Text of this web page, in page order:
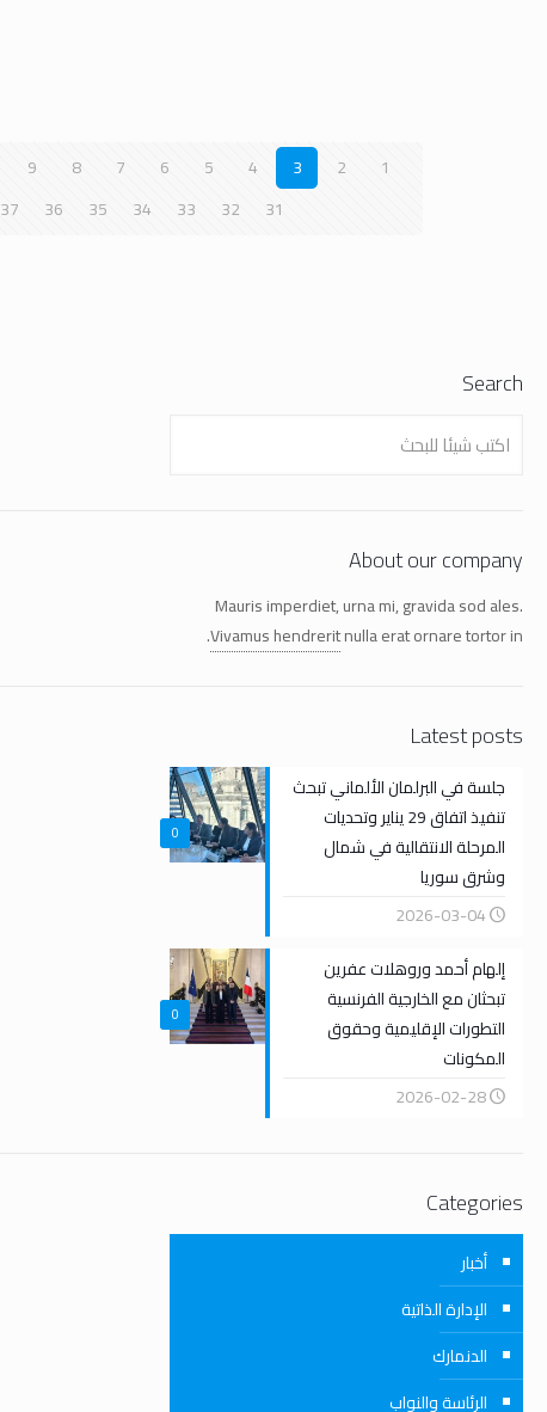
1
2
3
4
5
6
7
8
9
31
32
33
34
35
36
37
Search
About our company
Mauris imperdiet, urna mi, gravida sod ales.
Vivamus hendreritnulla erat ornare tortor in.
Latest posts
0
جلسة في البرلمان الألماني تبحث
تنفيذ اتفاق 29 يناير وتحديات
المرحلة الانتقالية في شمال
وشرق سوريا
2026-03-04
0
إلهام أحمد وروهلات عفرين
تبحثان مع الخارجية الفرنسية
التطورات الإقليمية وحقوق
المكونات
2026-02-28
Categories
أخبار
الإدارة الذاتية
الدنمارك
الرئاسة والنواب